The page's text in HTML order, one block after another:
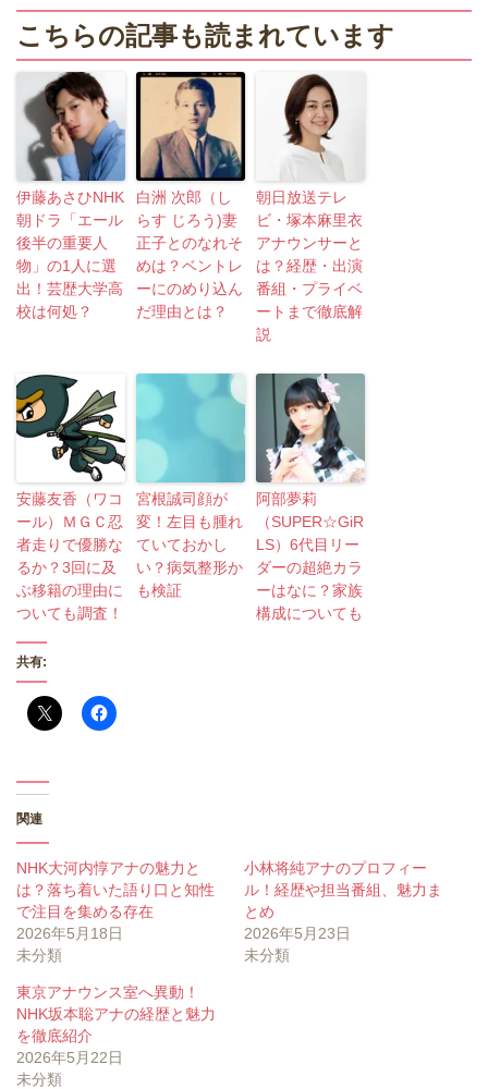
こちらの記事も読まれています
伊藤あさひNHK
朝ドラ「エール
後半の重要人
物」の1人に選
出！芸歴大学高
校は何処？
白洲 次郎（し
らす じろう)妻
正子とのなれそ
めは？ベントレ
ーにのめり込ん
だ理由とは？
朝日放送テレ
ビ・塚本麻里衣
アナウンサーと
は？経歴・出演
番組・プライベ
ートまで徹底解
説
安藤友香（ワコ
ール）ＭＧＣ忍
者走りで優勝な
るか？3回に及
ぶ移籍の理由に
ついても調査！
宮根誠司顔が
変！左目も腫れ
ていておかし
い？病気整形か
も検証
阿部夢莉
（SUPER☆GiR
LS）6代目リー
ダーの超絶カラ
ーはなに？家族
構成についても
共有:
関連
NHK大河内惇アナの魅力と
は？落ち着いた語り口と知性
で注目を集める存在
2026年5月18日
未分類
小林将純アナのプロフィー
ル！経歴や担当番組、魅力ま
とめ
2026年5月23日
未分類
東京アナウンス室へ異動！
NHK坂本聡アナの経歴と魅力
を徹底紹介
2026年5月22日
未分類